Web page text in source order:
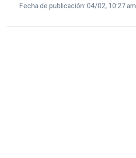
Fecha de publicación: 04/02, 10:27 am